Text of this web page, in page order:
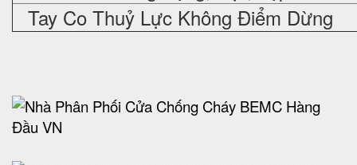
Tay Co Thuỷ Lực Không Điểm Dừng